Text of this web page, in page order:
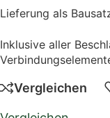
Lieferung als
Inklusive aller
Vergleichen